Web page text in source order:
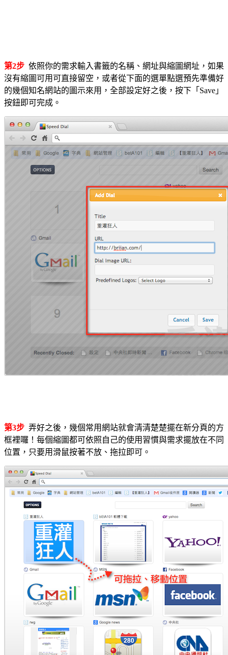
第2步 依照你的需求輸入書籤的名稱、網址與縮圖網址，如果
沒有縮圖可用可直接留空，或者從下面的選單點選預先準備好
的幾個知名網站的圖示來用，全部設定好之後，按下「Save」
按鈕即可完成。
第3步 弄好之後，幾個常用網站就會清清楚楚擺在新分頁的方
框裡囉！每個縮圖都可依照自己的使用習慣與需求擺放在不同
位置，只要用滑鼠按著不放、拖拉即可。